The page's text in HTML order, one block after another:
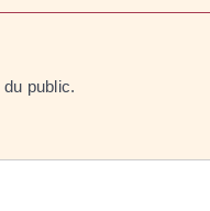
public.